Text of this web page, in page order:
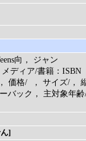
向， ジャン
ディア/書籍：ISBN
， 価格/ ， サイズ/，
バック， 主対象年
]